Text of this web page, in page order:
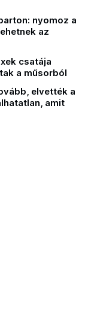
nyomoz a
az
csatája
a műsorból
elvették a
amit